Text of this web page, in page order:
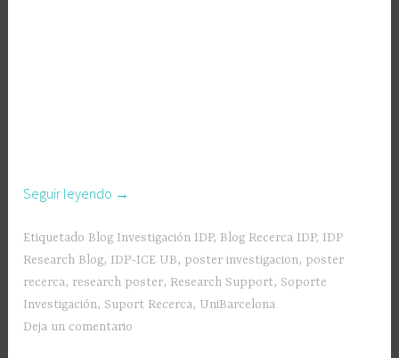
Seguir leyendo «Pòster
recerca:
recomanacions
per
a
la
→
Etiquetado Blog Investigación IDP, Blog Recerca IDP, IDP
Research Blog, IDP-ICE UB, poster investigacion, poster
recerca, research poster, Research Support, Soporte
Investigación, Suport Recerca, UniBarcelona
Deja un comentario